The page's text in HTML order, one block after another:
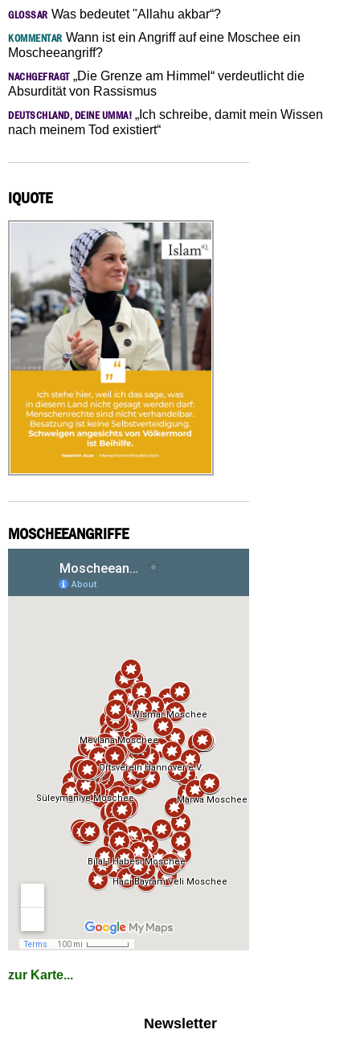
GLOSSAR Was bedeutet "Allahu akbar“?
KOMMENTAR Wann ist ein Angriff auf eine Moschee ein
Moscheeangriff?
NACHGEFRAGT„Die Grenze am Himmel“ verdeutlicht die
Absurdität von Rassismus
DEUTSCHLAND, DEINE UMMA! „Ich schreibe, damit mein Wissen
nach meinem Tod existiert“
IQUOTE
MOSCHEEANGRIFFE
zur Karte...
Newsletter